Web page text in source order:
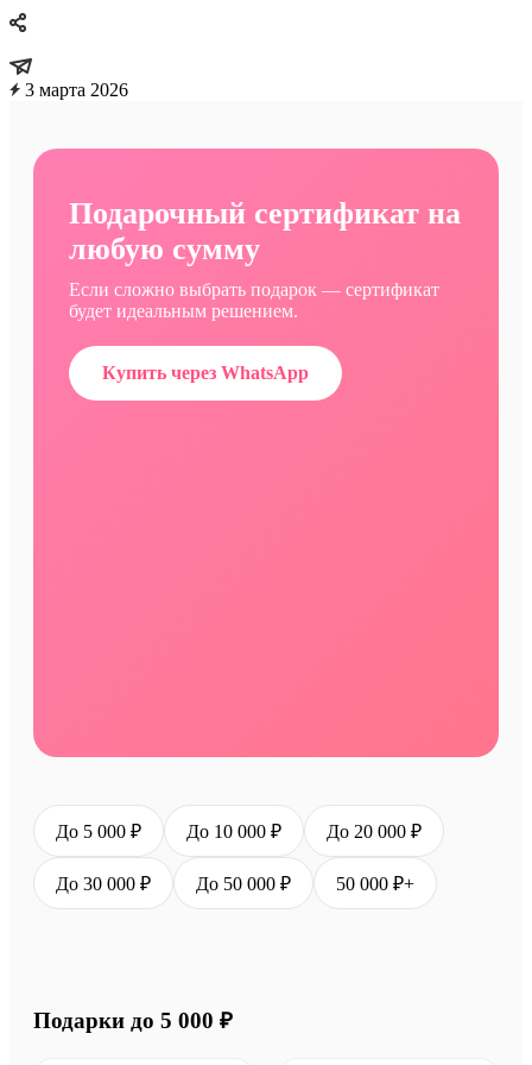
3 марта 2026
Подарочный сертификат на
любую сумму
Если сложно выбрать подарок — сертификат
будет идеальным решением.
Купить через WhatsApp
До 5 000 ₽ До 10 000 ₽ До 20 000 ₽
До 30 000 ₽ До 50 000 ₽ 50 000 ₽+
Подарки до 5 000 ₽